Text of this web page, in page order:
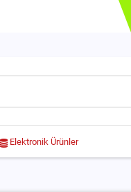
Elektronik Ürünler